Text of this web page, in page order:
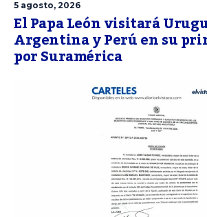
5 agosto, 2026
El Papa León visitará
Argentina y Perú en su
por Suramérica